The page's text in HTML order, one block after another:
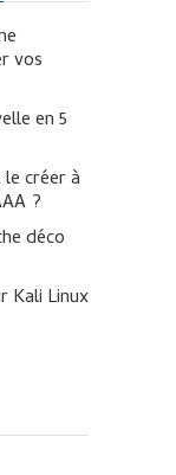
vos
en 5
créer à
?
déco
Kali Linux